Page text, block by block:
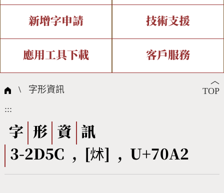
全字庫介紹 全字庫現況
中文碼介紹 專有名詞介紹
國際字碼相關組織
IDS查詢 部件查詢
複合查詢 注音查詢
筆畫查詢
筆順序查詢
CNS查詢 Unicode查詢
新增字申請
新字申請處理流程
技術支援
字形即時顯示 造字解決方案
全字庫授權 轉碼Web Service
應用工具下載
個人電腦造字處理工具
字形下載
客戶服務
問題集
熱門查詢統計
︿
TOP
\ 字形資訊
:::
字 形 資
訊
3-2D5C , [炢] , U+70A2